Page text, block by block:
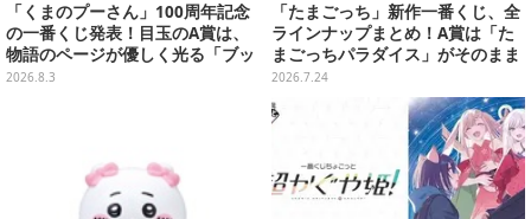
「くまのプーさん」100周年記念
の一番くじ発表！目玉のA賞は、
物語のページが優しく光る「ブッ
クシェイプドライト」
2026.8.3
「たまごっち」新作一番くじ、全
ラインナップまとめ！A賞は「た
まごっちパラダイス」がそのまま
ビッグサイズになったアラームク
ロック
2026.7.24